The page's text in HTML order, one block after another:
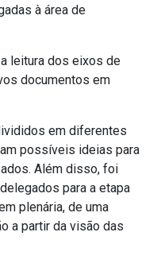
à área de
leitura dos eixos de
documentos em
em diferentes
possíveis ideias para
Além disso, foi
para a etapa
plenária, de uma
a partir da visão das